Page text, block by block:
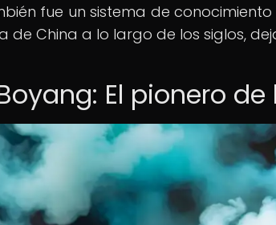
fue un sistema de
de China a lo largo de los siglos,
El pionero